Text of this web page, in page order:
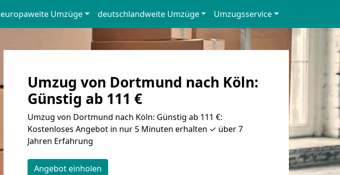
europaweite Umzüge deutschlandweite Umzüge Umzugsservice
Umzug von Dortmund nach Köln:
Günstig ab 111 €
Umzug von Dortmund nach Köln: Günstig ab 111 €:
Kostenloses Angebot in nur 5 Minuten erhalten ✓ über 7
Jahren Erfahrung
Angebot einholen